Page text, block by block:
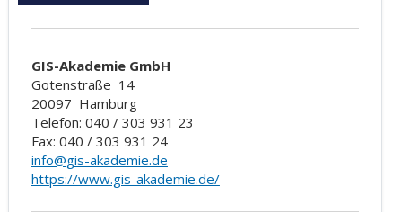
GIS-Akademie GmbH
Gotenstraße 14
20097 Hamburg
Telefon: 040 / 303 931 23
Fax: 040 / 303 931 24
info@gis-akademie.de
https://www.gis-akademie.de/